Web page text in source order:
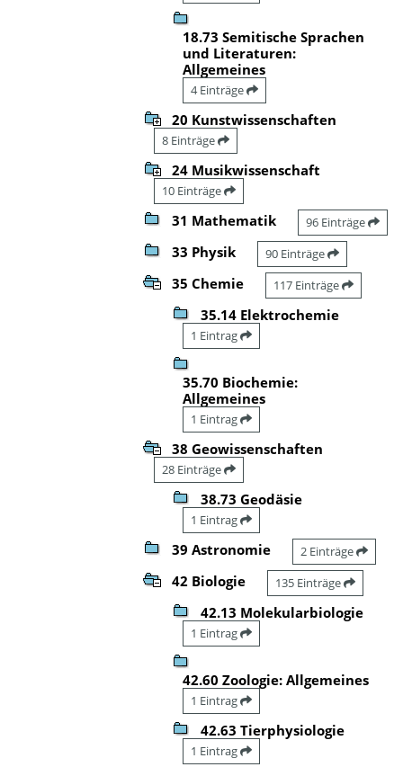
18.73 Semitische Sprachen
und Literaturen:
Allgemeines
4 Einträge
20 Kunstwissenschaften
8 Einträge
24 Musikwissenschaft
10 Einträge
31 Mathematik 96 Einträge
33 Physik 90 Einträge
35 Chemie 117 Einträge
35.14 Elektrochemie
1 Eintrag
35.70 Biochemie:
Allgemeines
1 Eintrag
38 Geowissenschaften
28 Einträge
38.73 Geodäsie
1 Eintrag
39 Astronomie 2 Einträge
42 Biologie 135 Einträge
42.13 Molekularbiologie
1 Eintrag
42.60 Zoologie: Allgemeines
1 Eintrag
42.63 Tierphysiologie
1 Eintrag